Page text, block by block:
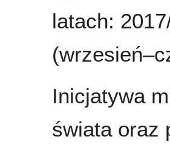
latach:
Inicjatywa
świata oraz